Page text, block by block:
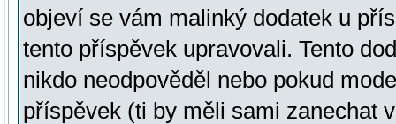
objeví se vám malinký dodatek u
tento příspěvek upravovali. Tento
nikdo neodpověděl nebo pokud
příspěvek (ti by měli sami zanechat